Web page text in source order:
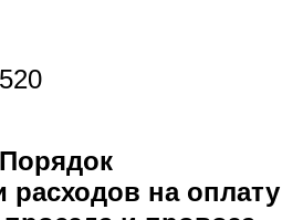
Порядок
расходов на оплату